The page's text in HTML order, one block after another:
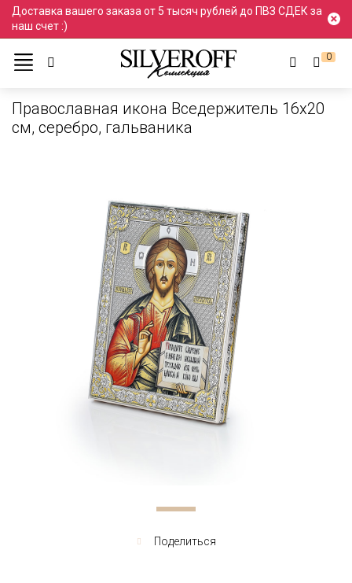
Доставка вашего заказа от 5 тысяч рублей до ПВЗ СДЕК за
наш счет :)
0
Каталог
Иконы в дом Медь
Православная икона Вседержитель 16х20
см, серебро, гальваника
Поделиться